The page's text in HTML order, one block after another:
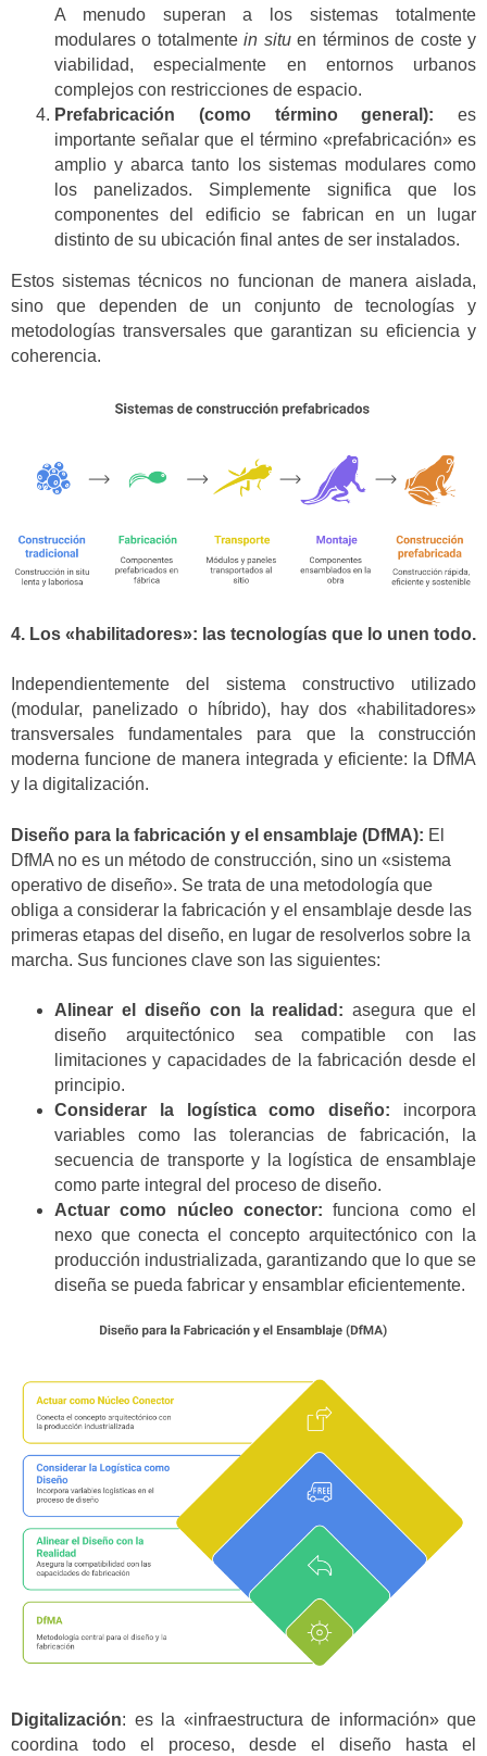
A menudo superan a los sistemas totalmente
modulares o totalmentein situen términos de coste y
viabilidad, especialmente en entornos urbanos
complejos con restricciones de espacio.
Prefabricación (como término general): es
importante señalar que el término «prefabricación» es
amplio y abarca tanto los sistemas modulares como
los panelizados. Simplemente significa que los
componentes del edificio se fabrican en un lugar
distinto de su ubicación final antes de ser instalados.
Estos sistemas técnicos no funcionan de manera aislada,
sino que dependen de un conjunto de tecnologías y
metodologías transversales que garantizan su eficiencia y
coherencia.
4. Los «habilitadores»: las tecnologías que lo unen todo.
Independientemente del sistema constructivo utilizado
(modular, panelizado o híbrido), hay dos «habilitadores»
transversales fundamentales para que la construcción
moderna funcione de manera integrada y eficiente: la DfMA
y la digitalización.
Diseño para la fabricación y el ensamblaje (DfMA): El
DfMA no es un método de construcción, sino un «sistema
operativo de diseño». Se trata de una metodología que
obliga a considerar la fabricación y el ensamblaje desde las
primeras etapas del diseño, en lugar de resolverlos sobre la
marcha. Sus funciones clave son las siguientes:
Alinear el diseño con la realidad: asegura que el
diseño arquitectónico sea compatible con las
limitaciones y capacidades de la fabricación desde el
principio.
Considerar la logística como diseño: incorpora
variables como las tolerancias de fabricación, la
secuencia de transporte y la logística de ensamblaje
como parte integral del proceso de diseño.
Actuar como núcleo conector: funciona como el
nexo que conecta el concepto arquitectónico con la
producción industrializada, garantizando que lo que se
diseña se pueda fabricar y ensamblar eficientemente.
Digitalización: es la «infraestructura de información» que
coordina todo el proceso, desde el diseño hasta el